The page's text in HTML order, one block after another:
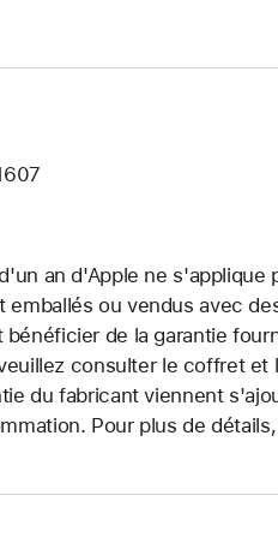
an d'Apple ne s'applique
ou vendus avec
de la garantie
consulter le coffret
du fabricant viennent
Pour plus de